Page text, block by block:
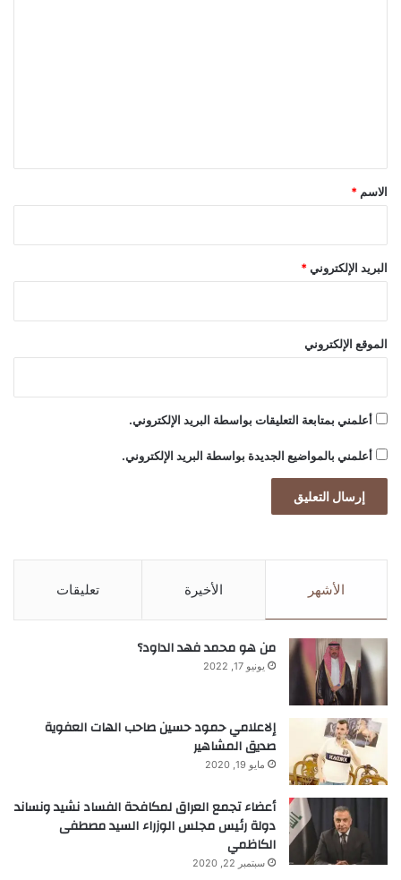
*
الاسم *
البريد الإلكتروني*
الموقع الإلكتروني
أعلمني بمتابعة التعليقات بواسطة البريد الإلكتروني.
أعلمني بالمواضيع الجديدة بواسطة البريد الإلكتروني.
الأشهر الأخيرة تعليقات
من هو محمد فهد الداود؟
يونيو 17, 2022
إلاعلامي حمود حسين صاحب الهات العفوية
صديق المشاهير
مايو 19, 2020
أعضاء تجمع العراق لمكافحة الفساد نشيد ونساند
دولة رئيس مجلس الوزراء السيد مصطفى
الكاظمي
سبتمبر 22, 2020